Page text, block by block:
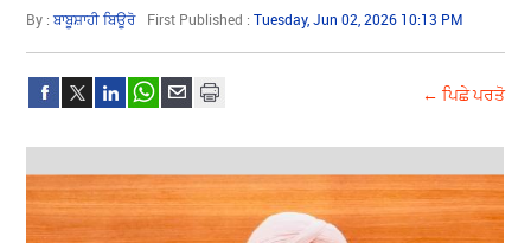
By :ਬਾਬੂਸ਼ਾਹੀ ਬਿਊਰੋ First Published :Tuesday, Jun 02, 2026 10:13 PM
← ਪਿਛੇ ਪਰਤੋ